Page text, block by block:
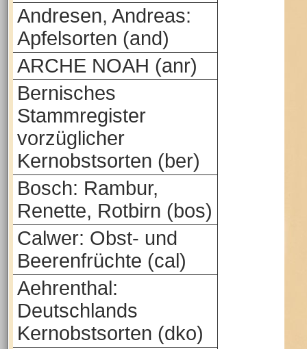
Andresen, Andreas:
Apfelsorten (and)
ARCHE NOAH (anr)
Bernisches
Stammregister
vorzüglicher
Kernobstsorten (ber)
Bosch: Rambur,
Renette, Rotbirn (bos)
Calwer: Obst- und
Beerenfrüchte (cal)
Aehrenthal:
Deutschlands
Kernobstsorten (dko)